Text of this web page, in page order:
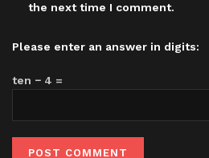
the next time I comment.
Please enter an answer in digits:
ten − 4 =